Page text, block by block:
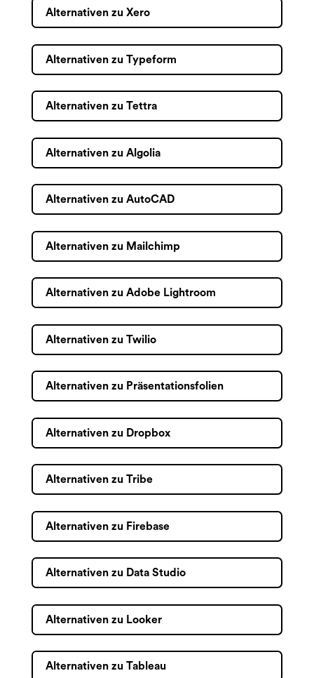
Alternativen zu Xero
Alternativen zu Typeform
Alternativen zu Tettra
Alternativen zu Algolia
Alternativen zu AutoCAD
Alternativen zu Mailchimp
Alternativen zu Adobe Lightroom
Alternativen zu Twilio
Alternativen zu Präsentationsfolien
Alternativen zu Dropbox
Alternativen zu Tribe
Alternativen zu Firebase
Alternativen zu Data Studio
Alternativen zu Looker
Alternativen zu Tableau